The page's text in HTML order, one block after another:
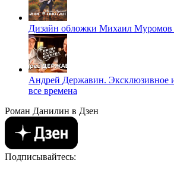
Дизайн обложки Михаил Муромов
Андрей Державин. Эксклюзивное
все времена
Роман Данилин в Дзен
Подписывайтесь: